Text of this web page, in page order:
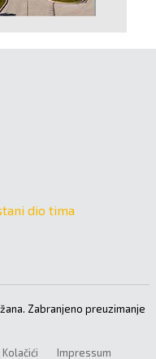
dio tima
Zabranjeno preuzimanje
Kolačići Impressum